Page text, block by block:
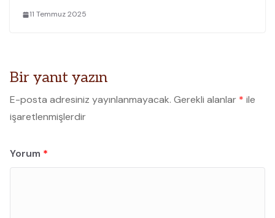
11 Temmuz 2025
Bir yanıt yazın
E-posta adresiniz yayınlanmayacak. Gerekli alanlar * ile
işaretlenmişlerdir
Yorum *